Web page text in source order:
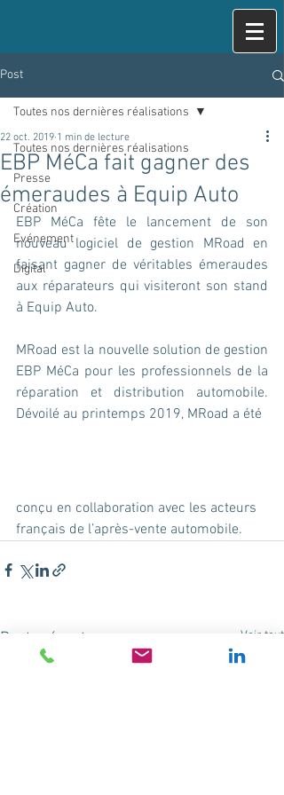
Post
Toutes nos dernières réalisations
Presse
Création
Evénement
Digital
Toutes nos dernières réalisations
EBP MéCa fait gagner des
émeraudes à Equip Auto
22 oct. 2019 1 min de lecture
EBP MéCa fête le lancement de son
nouveau logiciel de gestion MRoad en
faisant gagner de véritables émeraudes
aux réparateurs qui visiteront son stand
à Equip Auto.
MRoad est la nouvelle solution de gestion
EBP MéCa pour les professionnels de la
réparation et distribution automobile.
Dévoilé au printemps 2019, MRoad a été
conçu en collaboration avec les acteurs
français de l’après-vente automobile.
Posts récents Voir tout